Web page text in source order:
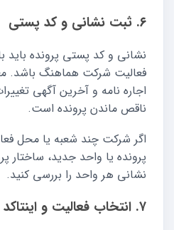
۶. ثبت نشانی و کد پستی
نشانی و کد پستی پرونده باید
فعالیت شرکت هماهنگ باشد.
اجاره نامه و آخرین آگهی
ناقص ماندن پرونده است.
اگر شرکت چند شعبه یا محل
پرونده یا واحد جدید، ساختار
نشانی هر واحد را بررسی کنید.
۷. انتخاب فعالیت و اینتاکد